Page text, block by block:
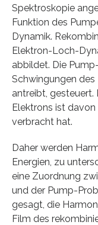
Spektroskopie
Funktion des
Dynamik.
Elektron-Loch-
abbildet. Die
Schwingungen
antreibt, gesteuert.
Elektrons ist
verbracht hat.
Daher werden
Energien, zu
eine Zuordnung
und der Pump-
gesagt, die
Film des